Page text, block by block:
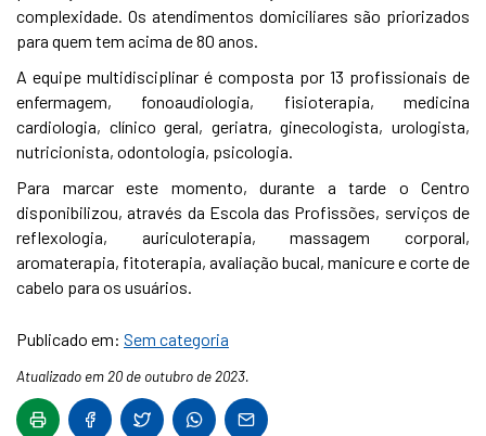
complexidade. Os atendimentos domiciliares são priorizados
para quem tem acima de 80 anos.
A equipe multidisciplinar é composta por 13 profissionais de
enfermagem, fonoaudiologia, fisioterapia, medicina
cardiologia, clínico geral, geriatra, ginecologista, urologista,
nutricionista, odontologia, psicologia.
Para marcar este momento, durante a tarde o Centro
disponibilizou, através da Escola das Profissões, serviços de
reflexologia, auriculoterapia, massagem corporal,
aromaterapia, fitoterapia, avaliação bucal, manicure e corte de
cabelo para os usuários.
Publicado em: Sem categoria
Atualizado em 20 de outubro de 2023.